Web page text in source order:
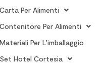
Carta Per Alimenti
Contenitore Per Alimenti
Materiali Per L’imballaggio
Set Hotel Cortesia